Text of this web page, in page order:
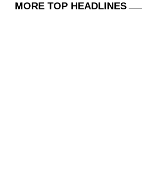
MORE TOP HEADLINES